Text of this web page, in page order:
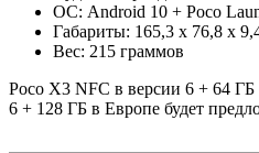
ОС: Android 10 + Poco
Габариты: 165,3 х 76,8 х
Вес: 215 граммов
Poco X3 NFC в версии 6 + 64 ГБ
6 + 128 ГБ в Европе будет